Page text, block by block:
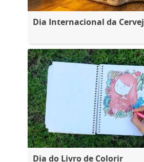
Dia Internacional da
Dia do Livro de Colorir